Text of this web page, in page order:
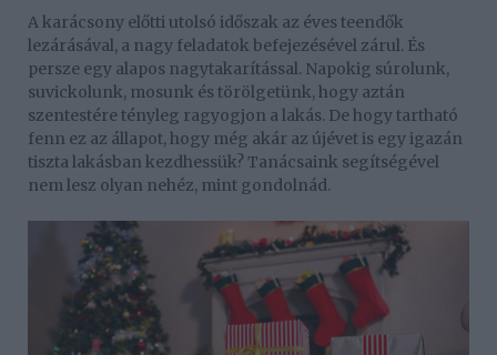
A karácsony előtti utolsó időszak az éves teendők
lezárásával, a nagy feladatok befejezésével zárul. És
persze egy alapos nagytakarítással. Napokig súrolunk,
suvickolunk, mosunk és törölgetünk, hogy aztán
szentestére tényleg ragyogjon a lakás. De hogy tartható
fenn ez az állapot, hogy még akár az újévet is egy igazán
tiszta lakásban kezdhessük? Tanácsaink segítségével
nem lesz olyan nehéz, mint gondolnád.